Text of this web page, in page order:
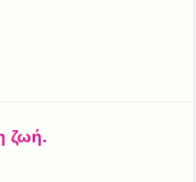
ζωή.